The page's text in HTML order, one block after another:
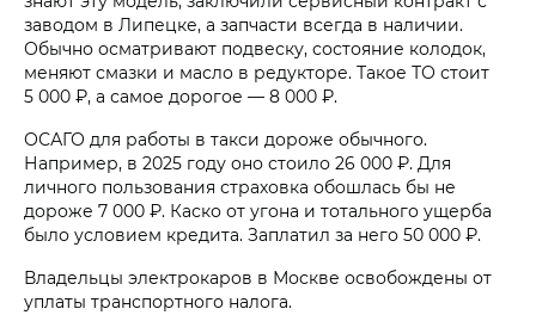
заводом в Липецке, а запчасти всегда в наличии.
Обычно осматривают подвеску, состояние колодок,
меняют смазки и масло в редукторе. Такое ТО стоит
5 000 ₽, а самое дорогое — 8 000 ₽.
ОСАГО для работы в такси дороже обычного.
Например, в 2025 году оно стоило 26 000 ₽. Для
личного пользования страховка обошлась бы не
дороже 7 000 ₽. Каско от угона и тотального ущерба
было условием кредита. Заплатил за него 50 000 ₽.
Владельцы электрокаров в Москве освобождены от
уплаты транспортного налога.